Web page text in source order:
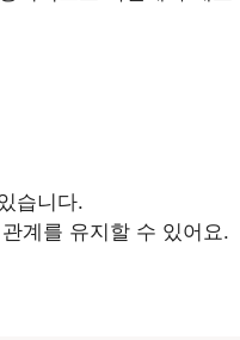
습니다.
계를 유지할 수 있어요.